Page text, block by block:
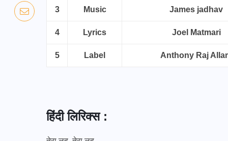
3 Music James jadhav
4 Lyrics Joel Matmari
5 Label Anthony Raj
हिंदी लिरिक्स :